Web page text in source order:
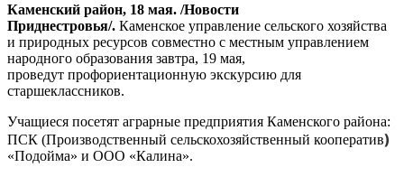
Каменский район, 18 мая. /Новости
Приднестровья/. Каменское управление сельского хозяйства
и природных ресурсов совместно с местным управлением
народного образования завтра, 19 мая,
проведут профориентационную экскурсию для
старшеклассников.
Учащиеся посетят аграрные предприятия Каменского района:
ПСК (Производственный сельскохозяйственный кооператив)
«Подойма» и ООО «Калина».